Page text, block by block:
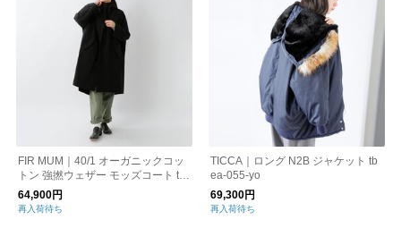
FIR MUM｜40/1 オーガニックコッ
トン 強撚ウェザー モッズコート tg-
fr0101ct-kk
64,900円
再入荷待ち
TICCA｜ロング N2B ジャケット tb
ea-055-yo
69,300円
再入荷待ち